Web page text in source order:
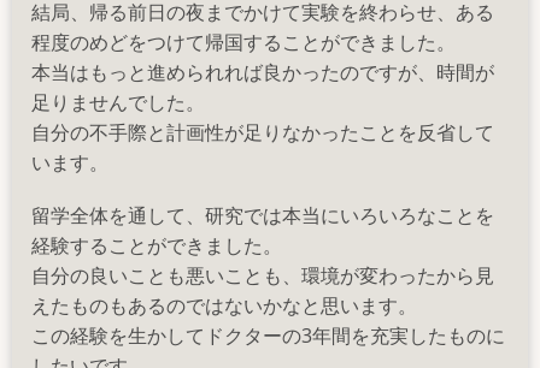
結局、帰る前日の夜までかけて実験を終わらせ、ある
程度のめどをつけて帰国することができました。
本当はもっと進められれば良かったのですが、時間が
足りませんでした。
自分の不手際と計画性が足りなかったことを反省して
います。
留学全体を通して、研究では本当にいろいろなことを
経験することができました。
自分の良いことも悪いことも、環境が変わったから見
えたものもあるのではないかなと思います。
この経験を生かしてドクターの3年間を充実したものに